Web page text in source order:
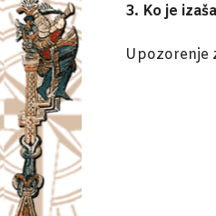
3. Ko je
Upozorenje